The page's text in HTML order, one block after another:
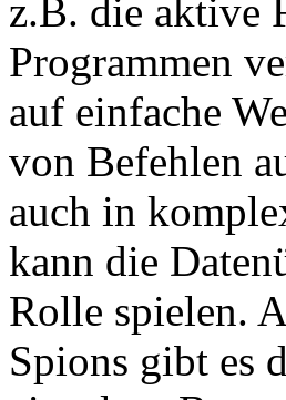
z.B. die aktive
Programmen
auf einfache
von Befehlen
auch in
kann die
Rolle spielen.
Spions gibt es